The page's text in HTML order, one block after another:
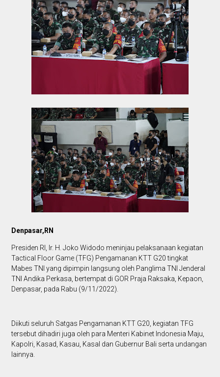
Denpasar,RN
Presiden RI, Ir. H. Joko Widodo meninjau pelaksanaan kegiatan
Tactical Floor Game (TFG) Pengamanan KTT G20 tingkat
Mabes TNI yang dipimpin langsung oleh Panglima TNI Jenderal
TNI Andika Perkasa, bertempat di GOR Praja Raksaka, Kepaon,
Denpasar, pada Rabu (9/11/2022).
Diikuti seluruh Satgas Pengamanan KTT G20, kegiatan TFG
tersebut dihadiri juga oleh para Menteri Kabinet Indonesia Maju,
Kapolri, Kasad, Kasau, Kasal dan Gubernur Bali serta undangan
lainnya.